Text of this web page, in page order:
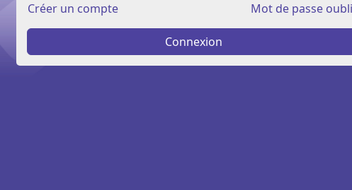
Créer un compte Mot de passe
Connexion